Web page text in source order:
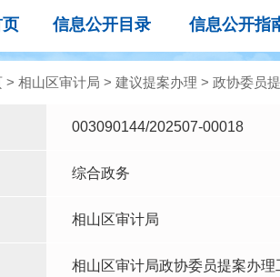
信息公开目录 信息公开指
> 相山区审计局 > 建议提案办理 > 政协委员
003090144/202507-00018
综合政务
相山区审计局
相山区审计局政协委员提案办理